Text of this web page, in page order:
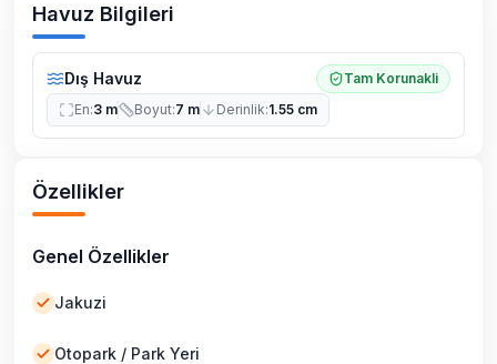
Havuz Bilgileri
Dış Havuz
Tam Korunakli
En:3 m Boyut:7 m Derinlik:1.55 cm
Özellikler
Genel Özellikler
Jakuzi
Otopark / Park Yeri